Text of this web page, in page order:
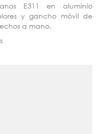
E311 en aluminio
y gancho móvil de
a mano.